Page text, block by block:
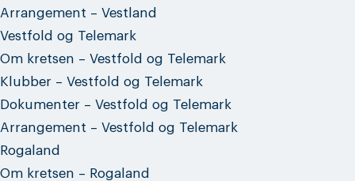
Arrangement – Vestland
Vestfold og Telemark
Om kretsen – Vestfold og Telemark
Klubber – Vestfold og Telemark
Dokumenter – Vestfold og Telemark
Arrangement – Vestfold og Telemark
Rogaland
Om kretsen – Rogaland